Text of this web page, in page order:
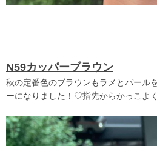
N59カッパーブラウン
秋の定番色のブラウンもラメとパール
ーになりました！♡指先からかっこよ